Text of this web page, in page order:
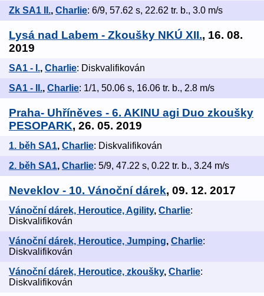
Zk SA1 II., Charlie: 6/9, 57.62 s, 22.62 tr. b., 3.0 m/s
Lysá nad Labem - Zkoušky NKÚ XII., 16. 08.
2019
SA1 - I., Charlie: Diskvalifikován
SA1 - II., Charlie: 1/1, 50.06 s, 16.06 tr. b., 2.8 m/s
Praha- Uhříněves - 6. AKINU agi Duo zkoušky
PESOPARK, 26. 05. 2019
1. běh SA1, Charlie: Diskvalifikován
2. běh SA1, Charlie: 5/9, 47.22 s, 0.22 tr. b., 3.24 m/s
Neveklov - 10. Vánoční dárek, 09. 12. 2017
Vánoční dárek, Heroutice, Agility, Charlie:
Diskvalifikován
Vánoční dárek, Heroutice, Jumping, Charlie:
Diskvalifikován
Vánoční dárek, Heroutice, zkoušky, Charlie:
Diskvalifikován